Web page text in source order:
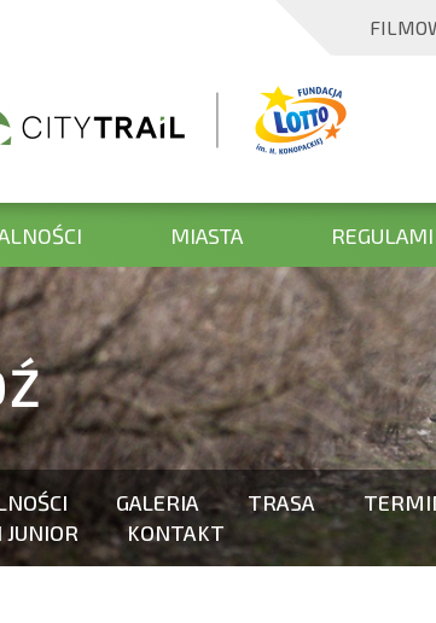
MIASTA
GALERIA TRASA
KONTAKT